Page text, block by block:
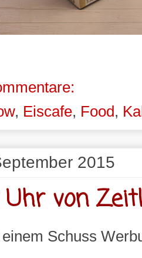
, Eiscafe, Food,
2015
von
Schuss